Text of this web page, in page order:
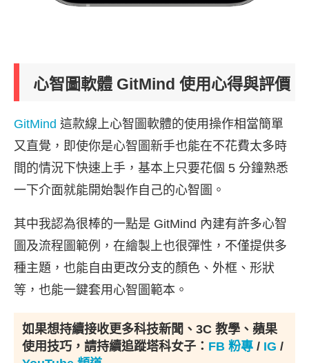
心智圖軟體 GitMind 使用心得與評價
GitMind 這款線上心智圖軟體的使用操作相當簡單
又直覺，即使你是心智圖新手也能在不花費太多時
間的情況下快速上手，基本上只要花個 5 分鐘熟悉
一下介面就能開始製作自己的心智圖。
其中我認為很棒的一點是 GitMind 內建有許多心智
圖及流程圖範例，在繪製上也很彈性，不僅提供多
種主題，也能自由更改分支的顏色、外框、形狀
等，也能一鍵套用心智圖範本。
如果想持續接收更多科技新聞、3C 教學、蘋果
使用技巧，請持續追蹤塔科女子： FB 粉專 / IG /